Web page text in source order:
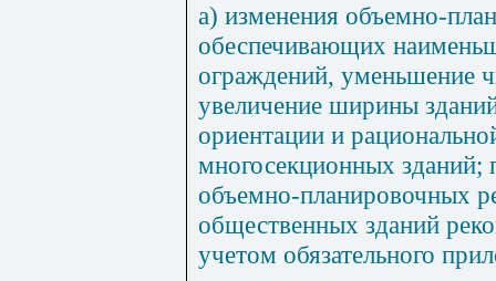
а) изменения объемно-
обеспечивающих
ограждений, уменьшение
увеличение ширины
ориентации и
многосекционных зданий;
объемно-планировочных
общественных зданий
учетом обязательного